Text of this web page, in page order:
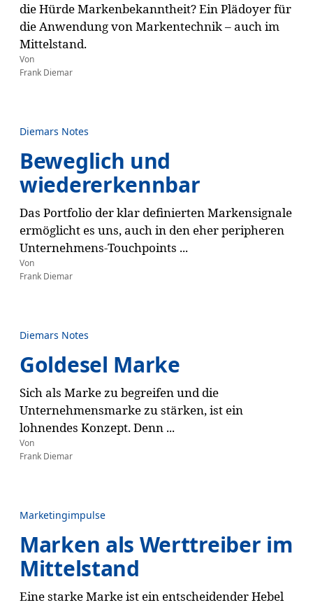
die Hürde Markenbekanntheit? Ein Plädoyer für
die Anwendung von Markentechnik – auch im
Mittelstand.
Von
Frank Diemar
Diemars Notes
Beweglich und
wiedererkennbar
Das Portfolio der klar definierten Markensignale
ermöglicht es uns, auch in den eher peripheren
Unternehmens-Touchpoints ...
Von
Frank Diemar
Diemars Notes
Goldesel Marke
Sich als Marke zu begreifen und die
Unternehmensmarke zu stärken, ist ein
lohnendes Konzept. Denn ...
Von
Frank Diemar
Marketingimpulse
Marken als Werttreiber im
Mittelstand
Eine starke Marke ist ein entscheidender Hebel